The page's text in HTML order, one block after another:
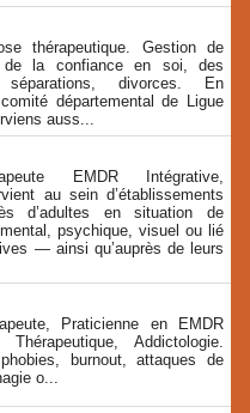
thérapeutique. Gestion de
de la confiance en soi, des
divorces. En
départemental de Ligue
auss...
EMDR Intégrative,
au sein d’établissements
d’adultes en situation de
psychique, visuel ou lié
— ainsi qu’auprès de leurs
Praticienne en EMDR
Thérapeutique, Addictologie.
burnout, attaques de
o...